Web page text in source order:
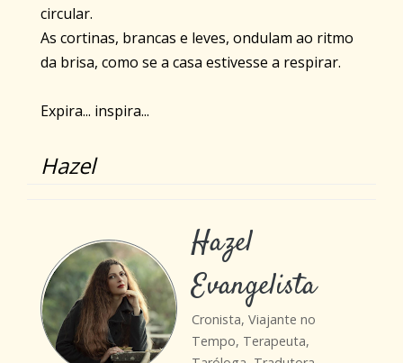
circular.
As cortinas, brancas e leves, ondulam ao ritmo
da brisa, como se a casa estivesse a respirar.
Expira... inspira...
Hazel
Hazel
Evangelista
Cronista, Viajante no
Tempo, Terapeuta,